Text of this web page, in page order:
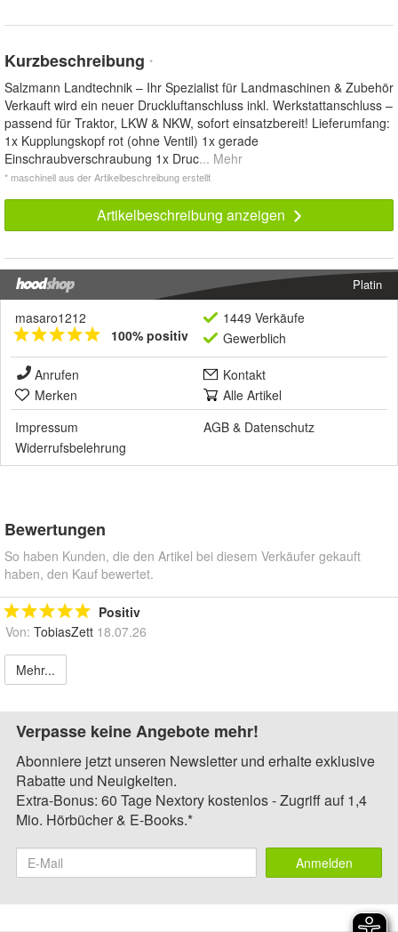
Kurzbeschreibung *
Salzmann Landtechnik – Ihr Spezialist für Landmaschinen & Zubehör
Verkauft wird ein neuer Druckluftanschluss inkl. Werkstattanschluss –
passend für Traktor, LKW & NKW, sofort einsatzbereit! Lieferumfang:
1x Kupplungskopf rot (ohne Ventil) 1x gerade
Einschraubverschraubung 1x Druc... Mehr
* maschinell aus der Artikelbeschreibung erstellt
Artikelbeschreibung anzeigen
Platin
masaro1212
100% positiv
1449 Verkäufe
Gewerblich
Anrufen
Kontakt
Merken
Alle Artikel
Impressum
AGB & Datenschutz
Widerrufsbelehrung
Bewertungen
So haben Kunden, die den Artikel bei diesem Verkäufer gekauft
haben, den Kauf bewertet.
Positiv
Von: TobiasZett 18.07.26
Mehr...
Verpasse keine Angebote mehr!
Abonniere jetzt unseren Newsletter und erhalte exklusive
Rabatte und Neuigkeiten.
Extra-Bonus: 60 Tage Nextory kostenlos - Zugriff auf 1,4
Mio. Hörbücher & E-Books.*
Anmelden